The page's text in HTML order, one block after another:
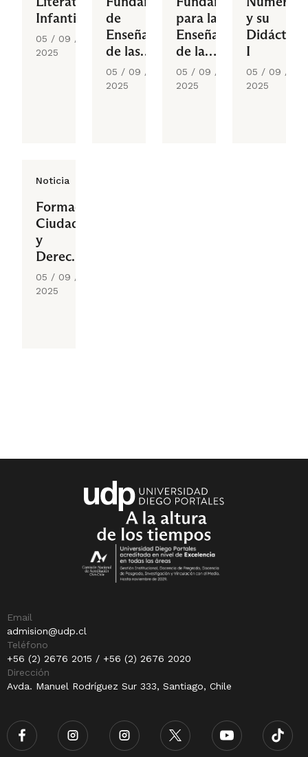
Infantil
05 / 09 /
2025
de
Enseñanza
de las
Ciencias
Naturales
05 / 09 /
2025
para la
Enseñanza
de la
Lengua I
05 / 09 /
2025
y su
Didáctica
I
05 / 09 /
2025
Noticia
Formación
Ciudadana
y
Derechos
Humanos
05 / 09 /
2025
Email
admision@udp.cl
Teléfono
+56 (2) 2676 2015 / +56 (2) 2676 2020
Dirección
Avda. Manuel Rodríguez Sur 333, Santiago, Chile